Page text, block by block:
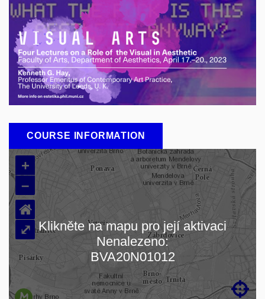
COURSE INFORMATION
Načítám mapu…
+
–

⌂
⤢ Klikněte na mapu pro její aktivaci
Nenalezeno:
BVA20N01012